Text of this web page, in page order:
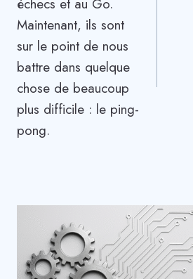
échecs et au Go.
Maintenant, ils sont
sur le point de nous
battre dans quelque
chose de beaucoup
plus difficile : le ping-
pong.